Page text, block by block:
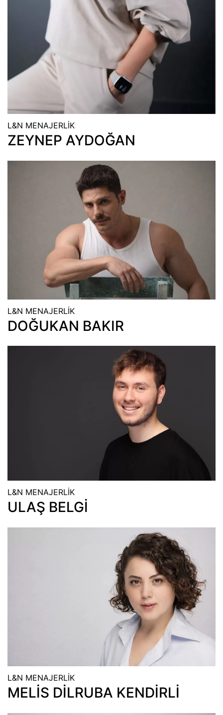
L&N MENAJERLİK
ZEYNEP AYDOĞAN
L&N MENAJERLİK
DOĞUKAN BAKIR
L&N MENAJERLİK
ULAŞ BELGİ
L&N MENAJERLİK
MELİS DİLRUBA KENDİRLİ